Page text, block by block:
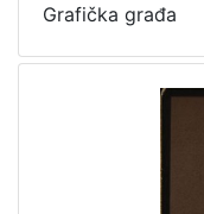
Grafička građa